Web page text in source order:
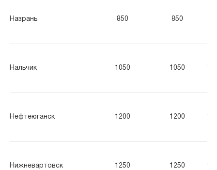
Назрань 850 850
Нальчик 1050 1050
Нефтеюганск 1200 1200
Нижневартовск 1250 1250